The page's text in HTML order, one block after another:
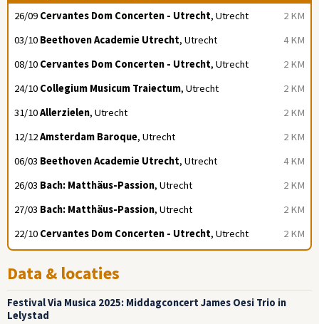
2 KM
26/09 Cervantes Dom Concerten - Utrecht, Utrecht
4 KM
03/10 Beethoven Academie Utrecht, Utrecht
2 KM
08/10 Cervantes Dom Concerten - Utrecht, Utrecht
2 KM
24/10 Collegium Musicum Traiectum, Utrecht
2 KM
31/10Allerzielen, Utrecht
2 KM
12/12Amsterdam Baroque, Utrecht
4 KM
06/03 Beethoven Academie Utrecht, Utrecht
2 KM
26/03 Bach: Matthäus-Passion, Utrecht
2 KM
27/03 Bach: Matthäus-Passion, Utrecht
2 KM
22/10 Cervantes Dom Concerten - Utrecht, Utrecht
Data & locaties
Festival Via Musica 2025: Middagconcert James Oesi Trio in
Lelystad